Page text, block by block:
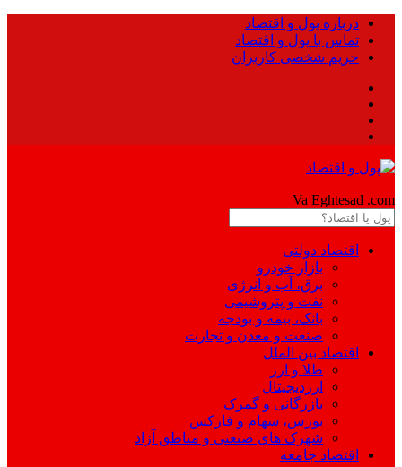
درباره پول و اقتصاد
تماس با پول و اقتصاد
حریم شخصی کاربران
Va Eghtesad .com
اقتصاد دولتی
بازار خودرو
برق، آب و انرژی
نفت و پتروشیمی
بانک، بیمه و بودجه
صنعت و معدن و تجارت
اقتصاد بین الملل
طلا و ارز
ارزدیجیتال
بازرگانی و گمرک
بورس، سهام و فارکس
شهرک های صنعتی و مناطق آزاد
اقتصاد جامعه